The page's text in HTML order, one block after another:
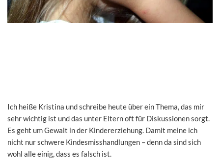
Ich heiße Kristina und schreibe heute über ein Thema, das mir
sehr wichtig ist und das unter Eltern oft für Diskussionen sorgt.
Es geht um Gewalt in der Kindererziehung. Damit meine ich
nicht nur schwere Kindesmisshandlungen – denn da sind sich
wohl alle einig, dass es falsch ist.